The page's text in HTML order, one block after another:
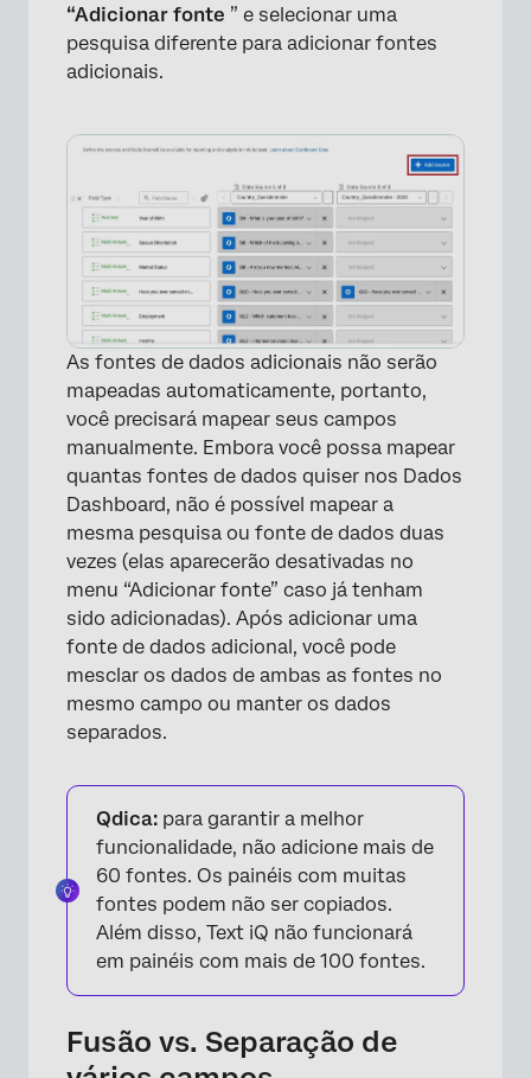
“Adicionar fonte ” e selecionar uma
pesquisa diferente para adicionar fontes
adicionais.
As fontes de dados adicionais não serão
mapeadas automaticamente, portanto,
você precisará mapear seus campos
manualmente. Embora você possa mapear
quantas fontes de dados quiser nos Dados
Dashboard, não é possível mapear a
mesma pesquisa ou fonte de dados duas
vezes (elas aparecerão desativadas no
menu “Adicionar fonte” caso já tenham
sido adicionadas). Após adicionar uma
fonte de dados adicional, você pode
mesclar os dados de ambas as fontes no
mesmo campo ou manter os dados
separados.
Qdica: para garantir a melhor
funcionalidade, não adicione mais de
60 fontes. Os painéis com muitas
fontes podem não ser copiados.
Além disso, Text iQ não funcionará
em painéis com mais de 100 fontes.
Fusão vs. Separação de